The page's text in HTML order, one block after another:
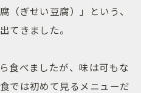
（ぎせい豆腐）」という、
てきました。
食べましたが、味は可もな
では初めて見るメニューだ